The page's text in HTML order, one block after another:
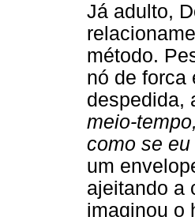
Já adulto,
método.
nó de forca
despedida,
meio-
como se
um
ajeitando a
imaginou o